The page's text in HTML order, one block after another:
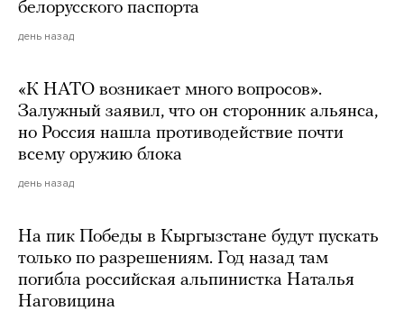
белорусского паспорта
день назад
«К НАТО возникает много вопросов».
Залужный заявил, что он сторонник альянса,
но Россия нашла противодействие почти
всему оружию блока
день назад
На пик Победы в Кыргызстане будут пускать
только по разрешениям. Год назад там
погибла российская альпинистка Наталья
Наговицина